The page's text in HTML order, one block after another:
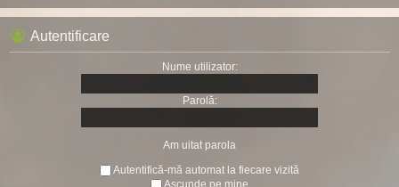
Autentificare
Nume utilizator:
Parolă:
Am uitat parola
Autentifică-mă automat la fiecare vizită
Ascunde pe mine